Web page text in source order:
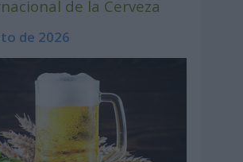
de la Cerveza
de 2026